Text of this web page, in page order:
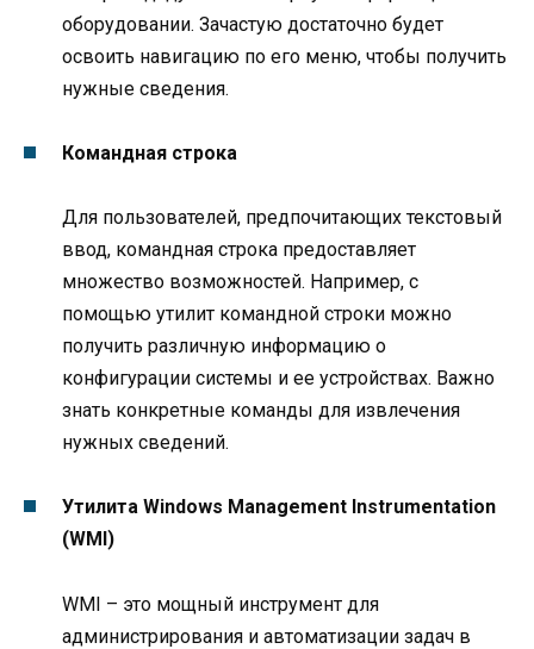
оборудовании. Зачастую достаточно будет
освоить навигацию по его меню, чтобы получить
нужные сведения.
Командная строка
Для пользователей, предпочитающих текстовый
ввод, командная строка предоставляет
множество возможностей. Например, с
помощью утилит командной строки можно
получить различную информацию о
конфигурации системы и ее устройствах. Важно
знать конкретные команды для извлечения
нужных сведений.
Утилита Windows Management Instrumentation
(WMI)
WMI – это мощный инструмент для
администрирования и автоматизации задач в